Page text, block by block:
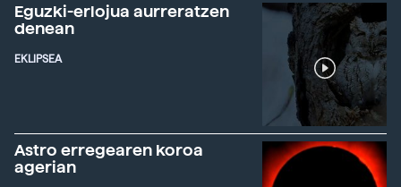
Eguzki-erlojua aurreratzen
denean
EKLIPSEA
Astro erregearen koroa
agerian